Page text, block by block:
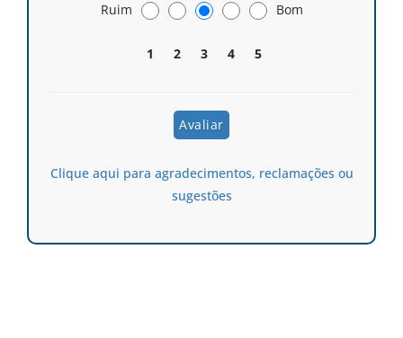
Ruim
1 2 3 4 5
Bom
Clique aqui para agradecimentos, reclamações ou
sugestões